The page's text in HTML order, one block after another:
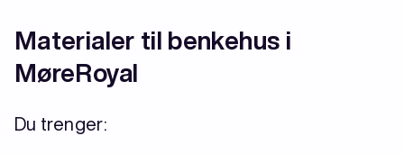
Materialer til benkehus i
MøreRoyal
Du trenger: